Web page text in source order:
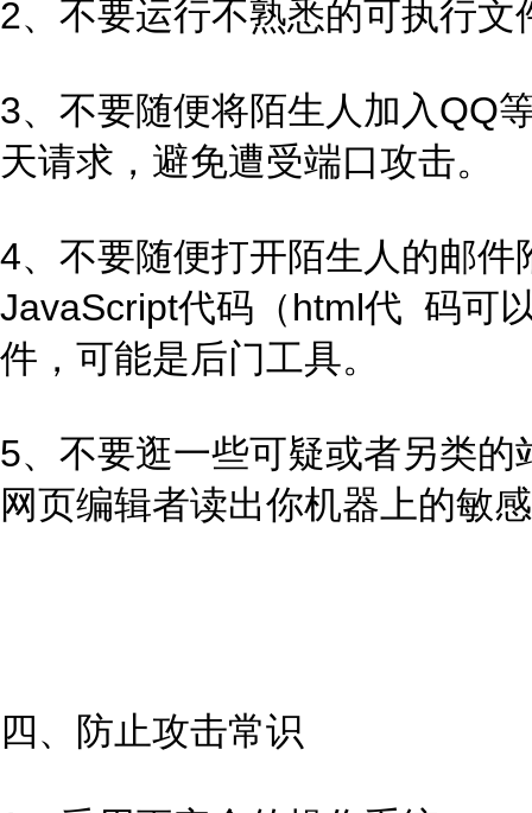
2、不要运行不熟悉的可执行
3、不要随便将陌生人加入QQ
天请求，避免遭受端口攻击。
4、不要随便打开陌生人的邮
JavaScript代码（html代 码可
件，可能是后门工具。
5、不要逛一些可疑或者另类
网页编辑者读出你机器上的敏
四、防止攻击常识